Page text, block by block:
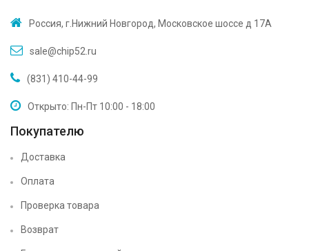
Россия, г.Нижний Новгород, Московское шоссе д 17А
sale@chip52.ru
(831) 410-44-99
Открыто: Пн-Пт 10:00 - 18:00
Покупателю
Доставка
Оплата
Проверка товара
Возврат